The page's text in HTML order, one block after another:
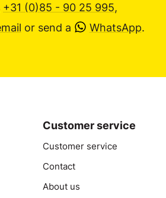
+31 (0)85 - 90 25 995,
or send a WhatsApp.
Customer service
Customer service
Contact
About us